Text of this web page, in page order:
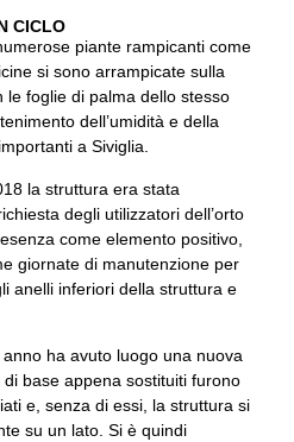
CICLO
piante rampicanti come
si sono arrampicate sulla
foglie di palma dello stesso
dell’umidità e della
a Siviglia.
la struttura era stata
degli utilizzatori dell’orto
come elemento positivo,
giornate di manutenzione per
anelli inferiori della struttura e
ha avuto luogo una nuova
base appena sostituiti furono
e, senza di essi, la struttura si
su un lato. Si è quindi